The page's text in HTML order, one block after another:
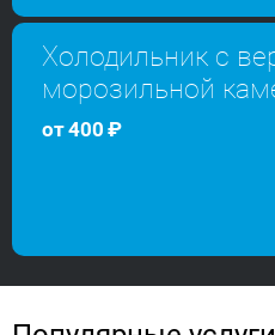
Холодильник с
морозильной
от400 ₽